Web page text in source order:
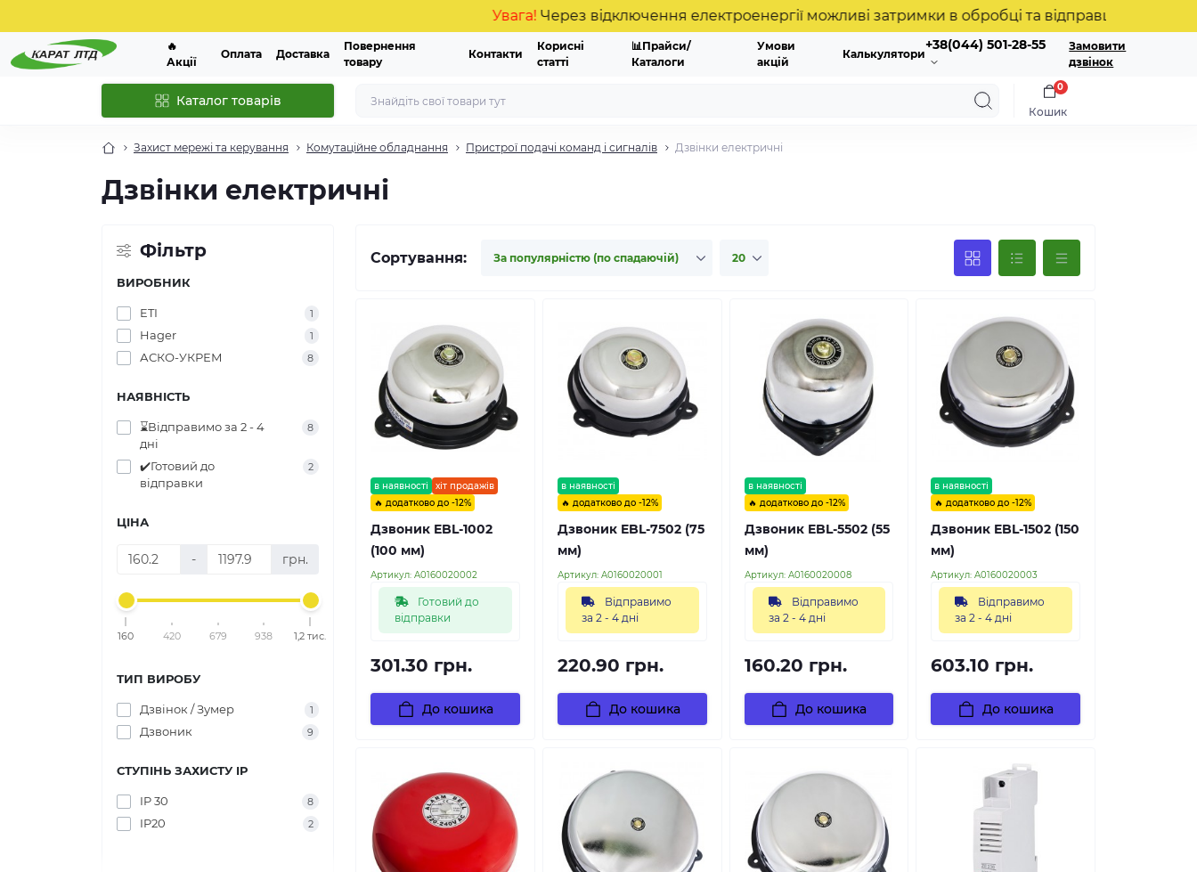
Увага!Через відключення електроенергії можливі затримки в обробці та відправці замовлень.
🔥
Акції
Оплата Доставка
Повернення
товару
Контакти
Корисні
статті
📊Прайси/
Каталоги
Умови
акцій
Калькулятори
+38(044) 501-28-55
Замовити
дзвінок
Каталог товарів
Кошик
0
Захист мережі та керування Комутаційне обладнання Пристрої подачі команд і сигналів Дзвінки електричні
Дзвінки електричні
Фільтр
ВИРОБНИК
ETI 1
Hager 1
АСКО-УКРЕМ 8
НАЯВНІСТЬ
⌛Відправимо за 2 - 4
дні
8
✔️Готовий до
відправки
2
ЦІНА
- грн.
160 420 679 938 1,2 тис.
ТИП ВИРОБУ
Дзвінок / Зумер 1
Дзвоник 9
СТУПІНЬ ЗАХИСТУ IP
IP 30 8
IP20 2
Сортування:
в наявності
хіт продажів
🔥 додатково до -12%
Дзвоник EBL-1002
(100 мм)
Артикул: A0160020002
Готовий до
відправки
301.30 грн.
До кошика
в наявності
🔥 додатково до -12%
Дзвоник EBL-7502 (75
мм)
Артикул: A0160020001
Відправимо
за 2 - 4 дні
220.90 грн.
До кошика
в наявності
🔥 додатково до -12%
Дзвоник EBL-5502 (55
мм)
Артикул: A0160020008
Відправимо
за 2 - 4 дні
160.20 грн.
До кошика
в наявності
🔥 додатково до -12%
Дзвоник EBL-1502 (150
мм)
Артикул:A0160020003
Відправимо
за 2 - 4 дні
603.10 грн.
До кошика